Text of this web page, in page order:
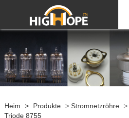
Heim > Produkte > Stromnetzröhre >
Triode 8755